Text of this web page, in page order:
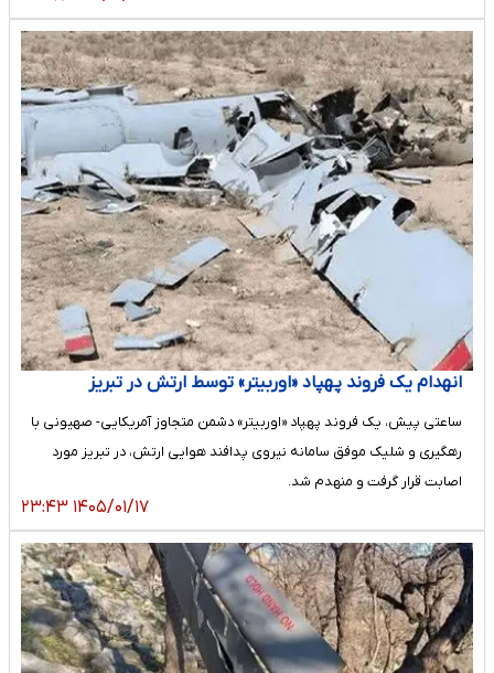
انهدام یک فروند پهپاد «اوربیتر» توسط ارتش در تبریز
ساعتی پیش، یک فروند پهپاد «اوربیتر» دشمن متجاوز آمریکایی- صهیونی با
رهگیری و شلیک موفق سامانه‌ نیروی پدافند هوایی ارتش، در تبریز مورد
اصابت قرار گرفت و منهدم شد.
۱۴۰۵/۰۱/۱۷ ۲۳:۴۳